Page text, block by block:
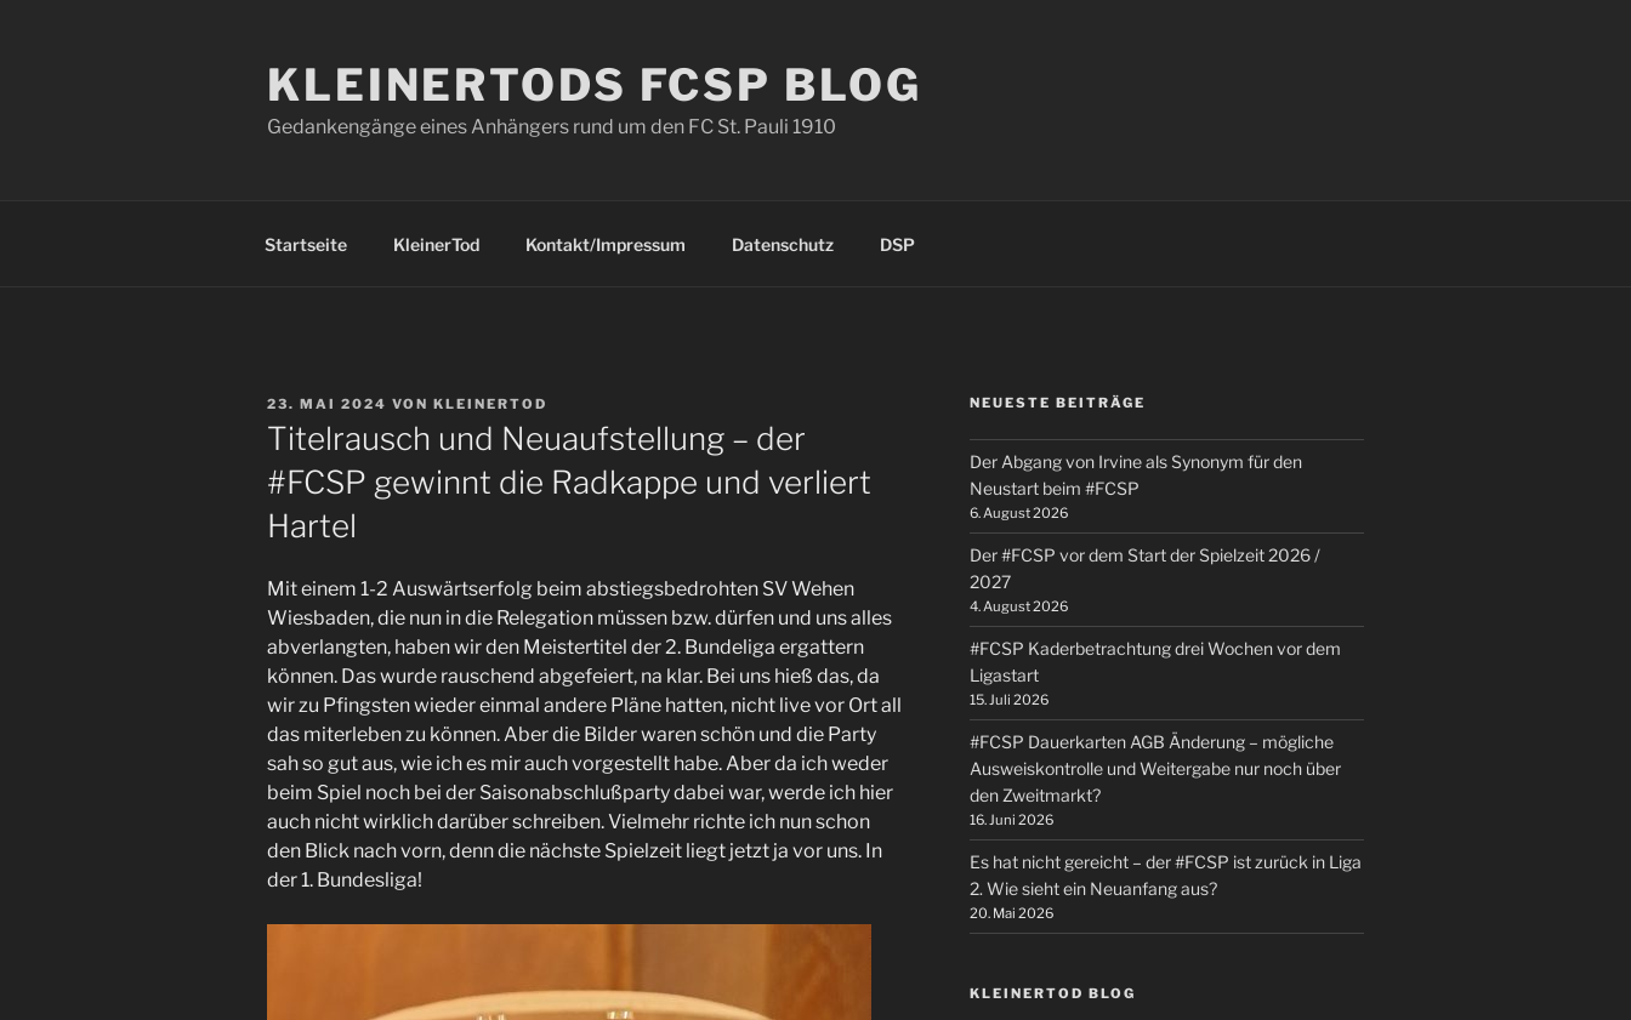
KLEINERTODS FCSP BLOG
Gedankengänge eines Anhängers rund um den FC St. Pauli 1910
Startseite KleinerTod Kontakt/Impressum Datenschutz DSP
VERÖFFENTLICHT
AM
23. MAI 2024 VON KLEINERTOD
Titelrausch und Neuaufstellung – der
#FCSP gewinnt die Radkappe und verliert
Hartel
Mit einem 1-2 Auswärtserfolg beim abstiegsbedrohten SV Wehen
Wiesbaden, die nun in die Relegation müssen bzw. dürfen und uns alles
abverlangten, haben wir den Meistertitel der 2. Bundeliga ergattern
können. Das wurde rauschend abgefeiert, na klar. Bei uns hieß das, da
wir zu Pfingsten wieder einmal andere Pläne hatten, nicht live vor Ort all
das miterleben zu können. Aber die Bilder waren schön und die Party
sah so gut aus, wie ich es mir auch vorgestellt habe. Aber da ich weder
beim Spiel noch bei der Saisonabschlußparty dabei war, werde ich hier
auch nicht wirklich darüber schreiben. Vielmehr richte ich nun schon
den Blick nach vorn, denn die nächste Spielzeit liegt jetzt ja vor uns. In
der 1. Bundesliga!
NEUESTE BEITRÄGE
Der Abgang von Irvine als Synonym für den
Neustart beim #FCSP
6. August 2026
Der #FCSP vor dem Start der Spielzeit 2026 /
2027
4. August 2026
#FCSP Kaderbetrachtung drei Wochen vor dem
Ligastart
15. Juli 2026
#FCSP Dauerkarten AGB Änderung – mögliche
Ausweiskontrolle und Weitergabe nur noch über
den Zweitmarkt?
16. Juni 2026
Es hat nicht gereicht – der #FCSP ist zurück in Liga
2. Wie sieht ein Neuanfang aus?
20. Mai 2026
KLEINERTOD BLOG